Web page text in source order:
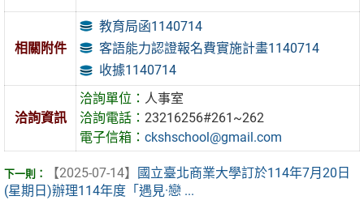
相關附件
教育局函1140714
客語能力認證報名費實施計畫1140714
收據1140714
洽詢資訊
洽詢單位： 人事室
洽詢電話：23216256#261~262
電子信箱：ckshschool@gmail.com
【2025-07-14】
國立臺北商業大學訂於114年7月20日
(星期日)辦理114年度「遇見·戀 ...